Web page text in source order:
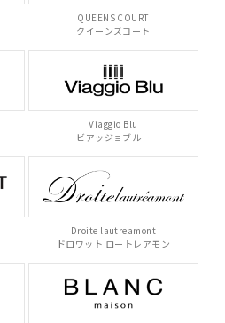
QUEENS COURT
クイーンズコート
Viaggio Blu
ビアッジョブルー
Droite lautreamont
ドロワット ロートレアモン